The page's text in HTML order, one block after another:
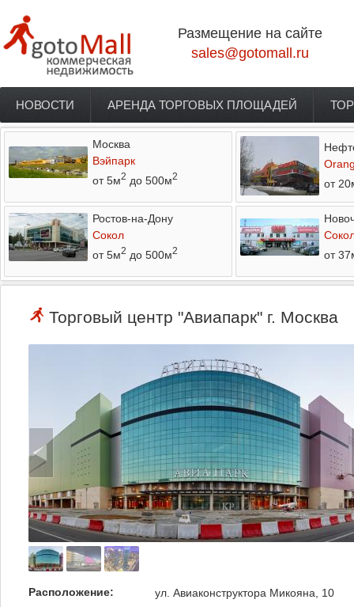
Размещение на сайте
sales@gotomall.ru
Главное меню
НОВОСТИ АРЕНДА ТОРГОВЫХ ПЛОЩАДЕЙ
Москва
Вэйпарк
от 5м2 до 500м2
от
Ростов-на-Дону
Сокол
от 5м2 до 500м2
от
Торговый центр "Авиапарк" г. Москва
Расположение:
ул. Авиаконструктора Микояна, 10